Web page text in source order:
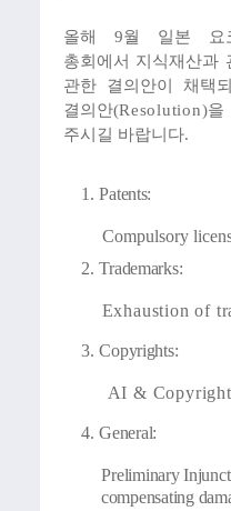
올해 9월 일본 요
총회에서 지식재산과
관한 결의안이 채택
결의안(Resolution)을
주시길 바랍니다.
1. Patents:
Compulsory
2. Trademarks:
Exhaustion of
3. Copyrights:
AI & Copyright
4. General:
Preliminary
compensating